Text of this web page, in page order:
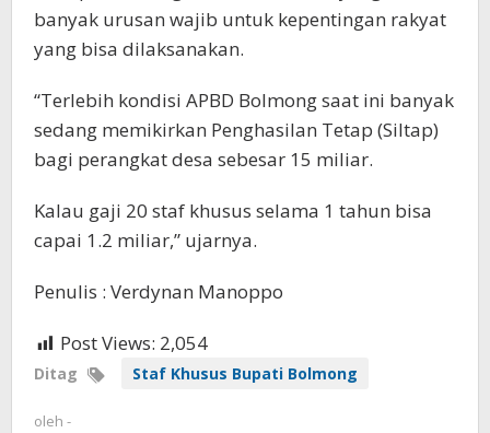
banyak urusan wajib untuk kepentingan rakyat
yang bisa dilaksanakan.
“Terlebih kondisi APBD Bolmong saat ini banyak
sedang memikirkan Penghasilan Tetap (Siltap)
bagi perangkat desa sebesar 15 miliar.
Kalau gaji 20 staf khusus selama 1 tahun bisa
capai 1.2 miliar,” ujarnya.
Penulis : Verdynan Manoppo
Post Views: 2,054
Ditag Staf Khusus Bupati Bolmong
oleh -